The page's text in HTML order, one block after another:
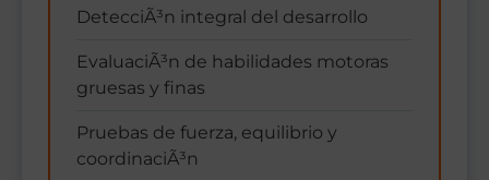
DetecciÃ³n integral del desarrollo
EvaluaciÃ³n de habilidades motoras
gruesas y finas
Pruebas de fuerza, equilibrio y
coordinaciÃ³n